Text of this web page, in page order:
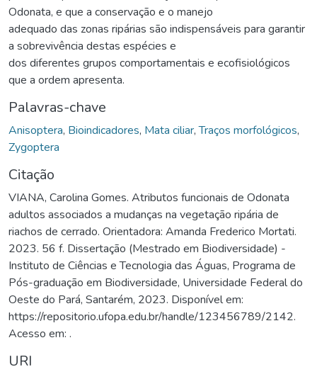
Odonata, e que a conservação e o manejo
adequado das zonas ripárias são indispensáveis para garantir
a sobrevivência destas espécies e
dos diferentes grupos comportamentais e ecofisiológicos
que a ordem apresenta.
Palavras-chave
Anisoptera, Bioindicadores, Mata ciliar,Traços morfológicos,
Zygoptera
Citação
VIANA, Carolina Gomes. Atributos funcionais de Odonata
adultos associados a mudanças na vegetação ripária de
riachos de cerrado. Orientadora: Amanda Frederico Mortati.
2023. 56 f. Dissertação (Mestrado em Biodiversidade) -
Instituto de Ciências e Tecnologia das Águas, Programa de
Pós-graduação em Biodiversidade, Universidade Federal do
Oeste do Pará, Santarém, 2023. Disponível em:
https://repositorio.ufopa.edu.br/handle/123456789/2142.
Acesso em: .
URI